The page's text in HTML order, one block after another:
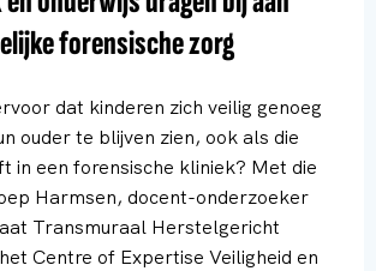
forensische zorg
dat kinderen zich veilig genoeg
ouder te blijven zien, ook als die
in een forensische kliniek? Met die
Harmsen, docent-onderzoeker
Transmuraal Herstelgericht
Centre of Expertise Veiligheid en